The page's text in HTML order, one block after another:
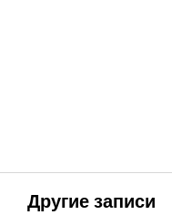
Другие записи